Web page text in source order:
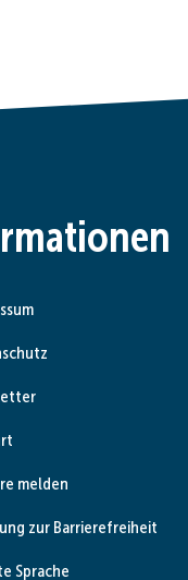
melden
zur Barrierefreiheit
Sprache